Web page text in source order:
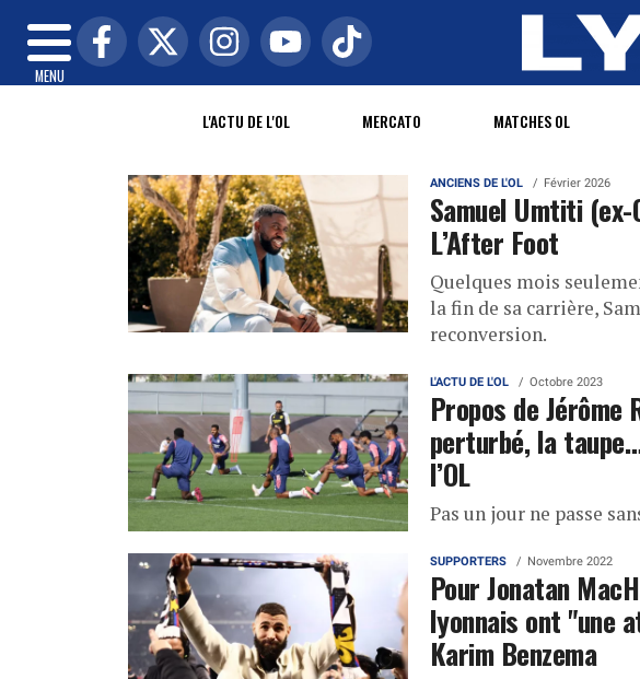
MENU
L'ACTU DE L'OL MERCATO MATCHES OL
ANCIENS DE L'OL Février 2026
Samuel Umtiti
L’After Foot
Quelques mois
la fin de sa carrière,
reconversion.
L'ACTU DE L'OL Octobre 2023
Propos de Jérôme
perturbé, la
l’OL
Pas un jour ne passe
SUPPORTERS Novembre 2022
Pour Jonatan
lyonnais ont "une
Karim Benzema